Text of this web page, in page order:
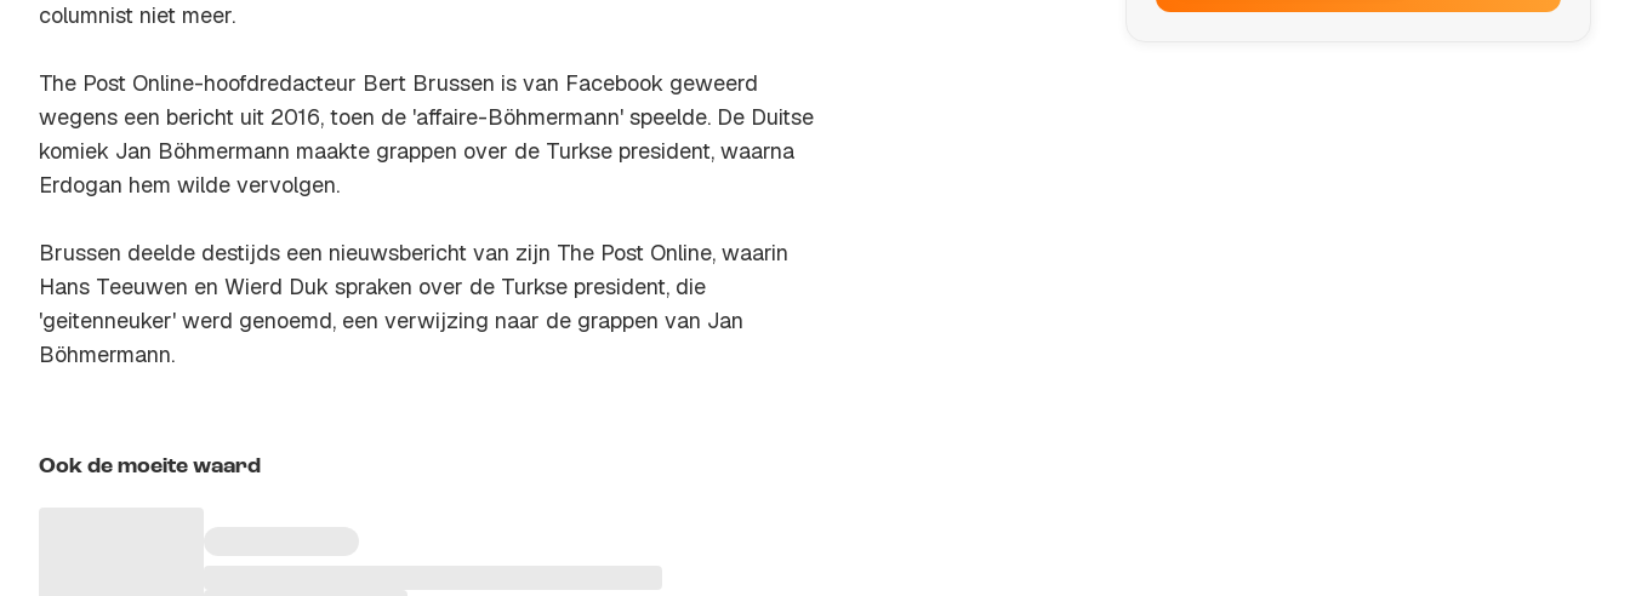
columnist niet meer.
The Post Online-hoofdredacteur Bert Brussen is van Facebook geweerd
wegens een bericht uit 2016, toen de 'affaire-Böhmermann' speelde. De Duitse
komiek Jan Böhmermann maakte grappen over de Turkse president, waarna
Erdogan hem wilde vervolgen.
Brussen deelde destijds een nieuwsbericht van zijn The Post Online, waarin
Hans Teeuwen en Wierd Duk spraken over de Turkse president, die
'geitenneuker' werd genoemd, een verwijzing naar de grappen van Jan
Böhmermann.
Ook de moeite waard